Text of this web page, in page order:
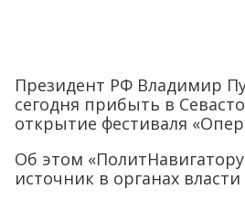
Президент РФ Владимир
сегодня прибыть в
открытие фестиваля
Об этом
источник в органах